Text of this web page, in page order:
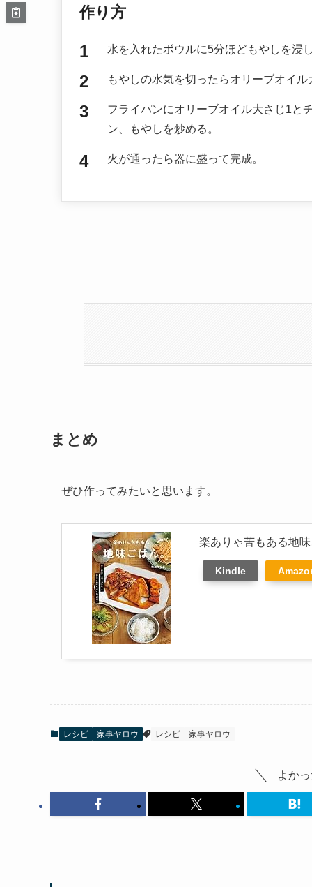
作り方
水を入れたボウルに5分ほどもやしを浸
もやしの水気を切ったらオリーブオイ
フライパンにオリーブオイル大さじ1と
ン、もやしを炒める。
火が通ったら器に盛って完成。
まとめ
ぜひ作ってみたいと思います。
楽ありゃ苦もある地
Kindle
レシピ 家事ヤロウ レシピ 家事ヤロウ
よか